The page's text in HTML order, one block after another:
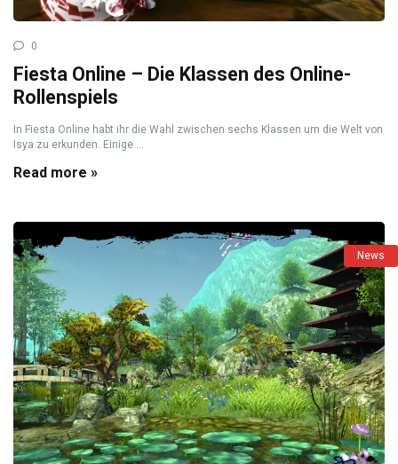
0
Fiesta Online – Die Klassen des Online-
Rollenspiels
In Fiesta Online habt ihr die Wahl zwischen sechs Klassen um die Welt von
Isya zu erkunden. Einige ...
Read more »
News